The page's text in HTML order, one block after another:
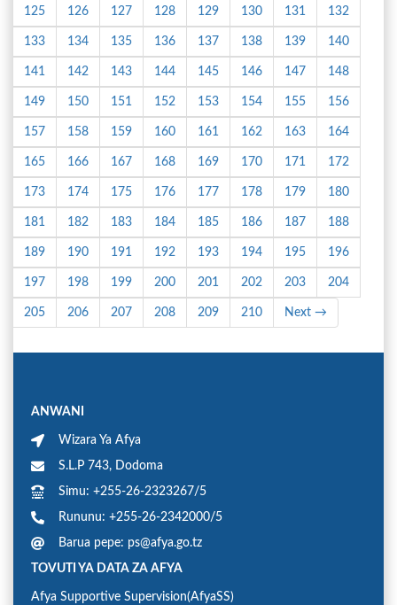
125 126 127 128 129 130 131 132
133 134 135 136 137 138 139 140
141 142 143 144 145 146 147 148
149 150 151 152 153 154 155 156
157 158 159 160 161 162 163 164
165 166 167 168 169 170 171 172
173 174 175 176 177 178 179 180
181 182 183 184 185 186 187 188
189 190 191 192 193 194 195 196
197 198 199 200 201 202 203 204
205 206 207 208 209 210 Next →
ANWANI
Wizara Ya Afya
S.L.P 743, Dodoma
Simu: +255-26-2323267/5
Rununu: +255-26-2342000/5
Barua pepe: ps@afya.go.tz
TOVUTI YA DATA ZA AFYA
Afya Supportive Supervision(AfyaSS)